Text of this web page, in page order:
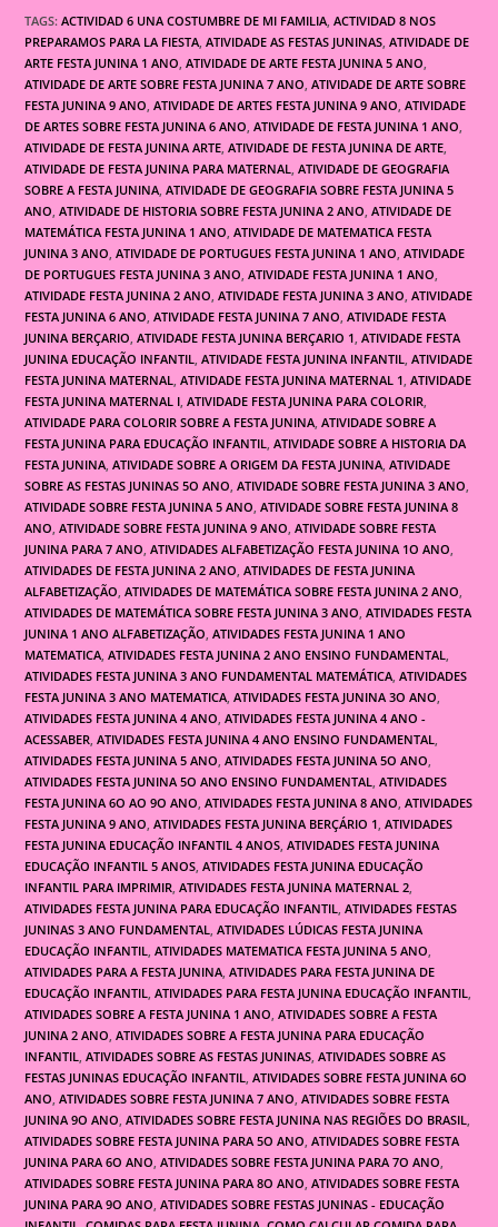
TAGS:ACTIVIDAD 6 UNA COSTUMBRE DE MI FAMILIA, ACTIVIDAD 8 NOS
PREPARAMOS PARA LA FIESTA, ATIVIDADE AS FESTAS JUNINAS, ATIVIDADE DE
ARTE FESTA JUNINA 1 ANO, ATIVIDADE DE ARTE FESTA JUNINA 5 ANO,
ATIVIDADE DE ARTE SOBRE FESTA JUNINA 7 ANO, ATIVIDADE DE ARTE SOBRE
FESTA JUNINA 9 ANO, ATIVIDADE DE ARTES FESTA JUNINA 9 ANO, ATIVIDADE
DE ARTES SOBRE FESTA JUNINA 6 ANO, ATIVIDADE DE FESTA JUNINA 1 ANO,
ATIVIDADE DE FESTA JUNINA ARTE, ATIVIDADE DE FESTA JUNINA DE ARTE,
ATIVIDADE DE FESTA JUNINA PARA MATERNAL, ATIVIDADE DE GEOGRAFIA
SOBRE A FESTA JUNINA, ATIVIDADE DE GEOGRAFIA SOBRE FESTA JUNINA 5
ANO, ATIVIDADE DE HISTORIA SOBRE FESTA JUNINA 2 ANO, ATIVIDADE DE
MATEMÁTICA FESTA JUNINA 1 ANO, ATIVIDADE DE MATEMATICA FESTA
JUNINA 3 ANO, ATIVIDADE DE PORTUGUES FESTA JUNINA 1 ANO, ATIVIDADE
DE PORTUGUES FESTA JUNINA 3 ANO, ATIVIDADE FESTA JUNINA 1 ANO,
ATIVIDADE FESTA JUNINA 2 ANO, ATIVIDADE FESTA JUNINA 3 ANO, ATIVIDADE
FESTA JUNINA 6 ANO, ATIVIDADE FESTA JUNINA 7 ANO, ATIVIDADE FESTA
JUNINA BERÇARIO, ATIVIDADE FESTA JUNINA BERÇARIO 1, ATIVIDADE FESTA
JUNINA EDUCAÇÃO INFANTIL, ATIVIDADE FESTA JUNINA INFANTIL, ATIVIDADE
FESTA JUNINA MATERNAL, ATIVIDADE FESTA JUNINA MATERNAL 1, ATIVIDADE
FESTA JUNINA MATERNAL I, ATIVIDADE FESTA JUNINA PARA COLORIR,
ATIVIDADE PARA COLORIR SOBRE A FESTA JUNINA, ATIVIDADE SOBRE A
FESTA JUNINA PARA EDUCAÇÃO INFANTIL, ATIVIDADE SOBRE A HISTORIA DA
FESTA JUNINA, ATIVIDADE SOBRE A ORIGEM DA FESTA JUNINA, ATIVIDADE
SOBRE AS FESTAS JUNINAS 5O ANO, ATIVIDADE SOBRE FESTA JUNINA 3 ANO,
ATIVIDADE SOBRE FESTA JUNINA 5 ANO, ATIVIDADE SOBRE FESTA JUNINA 8
ANO, ATIVIDADE SOBRE FESTA JUNINA 9 ANO, ATIVIDADE SOBRE FESTA
JUNINA PARA 7 ANO, ATIVIDADES ALFABETIZAÇÃO FESTA JUNINA 1O ANO,
ATIVIDADES DE FESTA JUNINA 2 ANO, ATIVIDADES DE FESTA JUNINA
ALFABETIZAÇÃO, ATIVIDADES DE MATEMÁTICA SOBRE FESTA JUNINA 2 ANO,
ATIVIDADES DE MATEMÁTICA SOBRE FESTA JUNINA 3 ANO, ATIVIDADES FESTA
JUNINA 1 ANO ALFABETIZAÇÃO, ATIVIDADES FESTA JUNINA 1 ANO
MATEMATICA, ATIVIDADES FESTA JUNINA 2 ANO ENSINO FUNDAMENTAL,
ATIVIDADES FESTA JUNINA 3 ANO FUNDAMENTAL MATEMÁTICA, ATIVIDADES
FESTA JUNINA 3 ANO MATEMATICA, ATIVIDADES FESTA JUNINA 3O ANO,
ATIVIDADES FESTA JUNINA 4 ANO, ATIVIDADES FESTA JUNINA 4 ANO -
ACESSABER, ATIVIDADES FESTA JUNINA 4 ANO ENSINO FUNDAMENTAL,
ATIVIDADES FESTA JUNINA 5 ANO, ATIVIDADES FESTA JUNINA 5O ANO,
ATIVIDADES FESTA JUNINA 5O ANO ENSINO FUNDAMENTAL, ATIVIDADES
FESTA JUNINA 6O AO 9O ANO, ATIVIDADES FESTA JUNINA 8 ANO, ATIVIDADES
FESTA JUNINA 9 ANO, ATIVIDADES FESTA JUNINA BERÇÁRIO 1, ATIVIDADES
FESTA JUNINA EDUCAÇÃO INFANTIL 4 ANOS, ATIVIDADES FESTA JUNINA
EDUCAÇÃO INFANTIL 5 ANOS, ATIVIDADES FESTA JUNINA EDUCAÇÃO
INFANTIL PARA IMPRIMIR, ATIVIDADES FESTA JUNINA MATERNAL 2,
ATIVIDADES FESTA JUNINA PARA EDUCAÇÃO INFANTIL, ATIVIDADES FESTAS
JUNINAS 3 ANO FUNDAMENTAL, ATIVIDADES LÚDICAS FESTA JUNINA
EDUCAÇÃO INFANTIL, ATIVIDADES MATEMATICA FESTA JUNINA 5 ANO,
ATIVIDADES PARA A FESTA JUNINA, ATIVIDADES PARA FESTA JUNINA DE
EDUCAÇÃO INFANTIL, ATIVIDADES PARA FESTA JUNINA EDUCAÇÃO INFANTIL,
ATIVIDADES SOBRE A FESTA JUNINA 1 ANO, ATIVIDADES SOBRE A FESTA
JUNINA 2 ANO, ATIVIDADES SOBRE A FESTA JUNINA PARA EDUCAÇÃO
INFANTIL, ATIVIDADES SOBRE AS FESTAS JUNINAS, ATIVIDADES SOBRE AS
FESTAS JUNINAS EDUCAÇÃO INFANTIL, ATIVIDADES SOBRE FESTA JUNINA 6O
ANO, ATIVIDADES SOBRE FESTA JUNINA 7 ANO, ATIVIDADES SOBRE FESTA
JUNINA 9O ANO, ATIVIDADES SOBRE FESTA JUNINA NAS REGIÕES DO BRASIL,
ATIVIDADES SOBRE FESTA JUNINA PARA 5O ANO, ATIVIDADES SOBRE FESTA
JUNINA PARA 6O ANO, ATIVIDADES SOBRE FESTA JUNINA PARA 7O ANO,
ATIVIDADES SOBRE FESTA JUNINA PARA 8O ANO, ATIVIDADES SOBRE FESTA
JUNINA PARA 9O ANO, ATIVIDADES SOBRE FESTAS JUNINAS - EDUCAÇÃO